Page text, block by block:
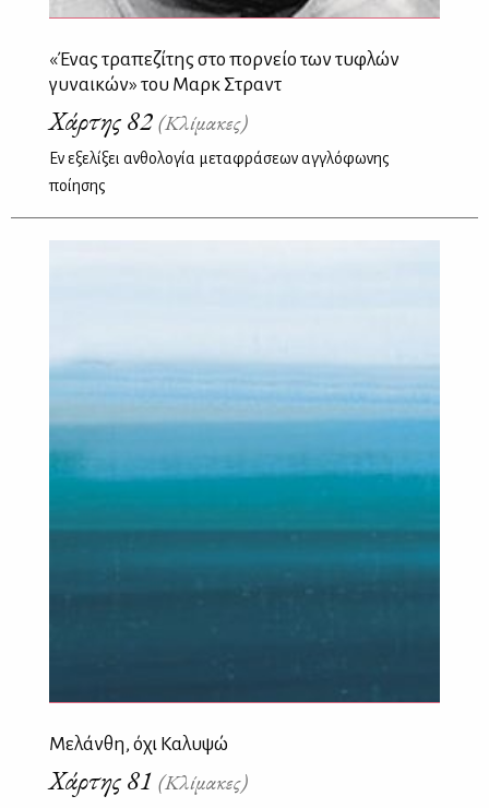
«Ένας τραπεζίτης στο πορνείο των τυφλών
γυναικών» του Μαρκ Στραντ
Χάρτης 82 (Κλίμακες)
Εν εξελίξει ανθολογία μεταφράσεων αγγλόφωνης
ποίησης
Μελάνθη, όχι Καλυψώ
Χάρτης 81 (Κλίμακες)